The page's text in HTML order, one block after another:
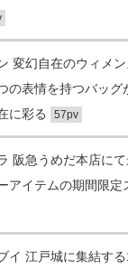
変幻自在のウィメ
の表情を持つバッグ
に彩る
57pv
阪急うめだ本店に
アイテムの期間限定
イ 江戸城に集結する